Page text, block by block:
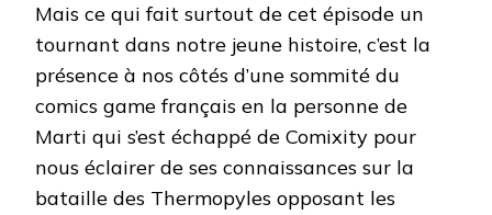
Mais ce qui fait surtout de cet épisode un
tournant dans notre jeune histoire, c’est la
présence à nos côtés d’une sommité du
comics game français en la personne de
Marti qui s’est échappé de Comixity pour
nous éclairer de ses connaissances sur la
bataille des Thermopyles opposant les